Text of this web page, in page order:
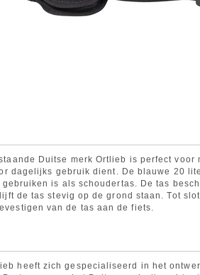
Duitse merk Ortlieb is perfect voor
dagelijks gebruik dient. De blauwe 20
is als schoudertas. De tas
de tas stevig op de grond staan. Tot
van de tas aan de fiets.
heeft zich gespecialiseerd in het